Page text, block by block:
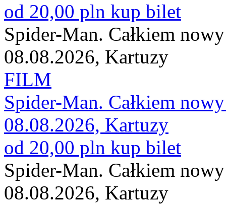
od 20,00 pln kup bilet
Spider-Man. Całkiem
08.08.2026, Kartuzy
FILM
Spider-Man. Całkiem
08.08.2026, Kartuzy
od 20,00 pln kup bilet
Spider-Man. Całkiem
08.08.2026, Kartuzy